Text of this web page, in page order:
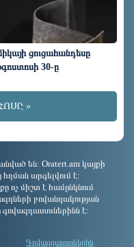
ցուցահանդեսը
30-ը
»
են: Oratert.am կայքի
հղման արգելվում է:
միշտ է համընկնում
բովանդակության
է:
Գովազդատուներին